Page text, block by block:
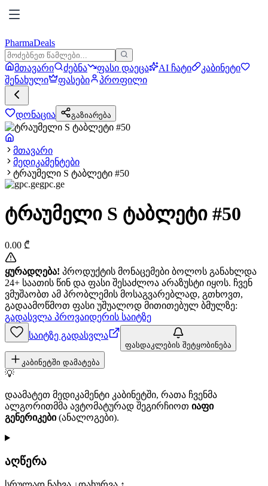
PharmaDeals
მთავარი ძებნა ფასი დაეცა AI ჩატი
კაბინეტი
შენახული
ფასები პროფილი
დონაცია გაზიარება
მთავარი
მედიკამენტები
ტრაუმელი S ტაბლეტი #50
gpc.ge
ტრაუმელი S ტაბლეტი #50
0.00 ₾
ყურადღება! პროდუქტის მონაცემები ბოლოს განახლდა
24+ საათის წინ და ფასი შესაძლოა არაზუსტი იყოს. ჩვენ
ვმუშაობთ ამ პრობლემის მოსაგვარებლად, გთხოვთ,
გადაამოწმოთ ფასი უშუალოდ მითითებულ ბმულზე:
გადასვლა პროვაიდერის საიტზე
საიტზე გადასვლა
ფასდაკლების შეტყობინება
კაბინეტში დამატება
💡
დაამატეთ მედიკამენტი კაბინეტში, რათა ჩვენმა
ალგორითმმა ავტომატურად შეგირჩიოთ იაფი
გენერიკები(ანალოგები).
აღწერა